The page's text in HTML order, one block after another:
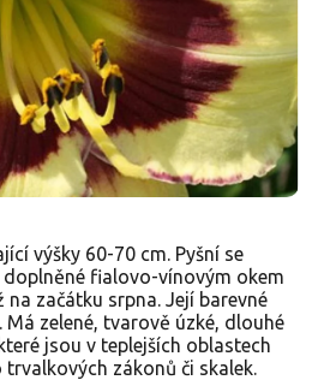
výšky 60-70 cm. Pyšní se
fialovo-vínovým okem
začátku srpna. Její barevné
Má zelené, tvarově úzké, dlouhé
jsou v teplejších oblastech
zákonů či skalek.